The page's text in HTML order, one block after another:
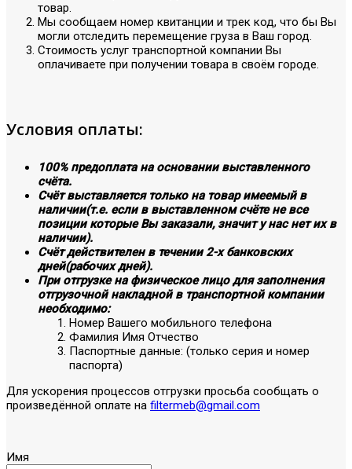
товар.
Мы сообщаем номер квитанции и трек код, что бы Вы
могли отследить перемещение груза в Ваш город.
Стоимость услуг транспортной компании Вы
оплачиваете при получении товара в своём городе.
Условия оплаты:
100% предоплата на основании выставленного
счёта.
Счёт выставляется только на товар имеемый в
наличии(т.е. если в выставленном счёте не все
позиции которые Вы заказали, значит у нас нет их в
наличии).
Счёт действителен в течении 2-х банковских
дней(рабочих дней).
При отгрузке на физическое лицо для заполнения
отгрузочной накладной в транспортной компании
необходимо:
Номер Вашего мобильного телефона
Фамилия Имя Отчество
Паспортные данные: (только серия и номер
паспорта)
Для ускорения процессов отгрузки просьба сообщать о
произведённой оплате на filtermeb@gmail.com
Имя